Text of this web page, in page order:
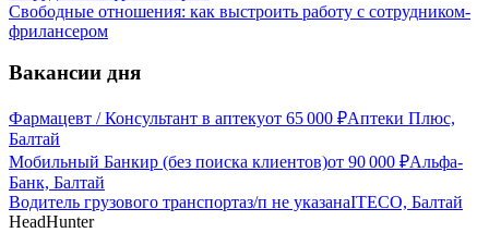
Свободные отношения: как выстроить работу с сотрудником-
фрилансером
Вакансии дня
Фармацевт / Консультант в аптекуот 65 000 ₽Аптеки Плюс,
Балтай
Мобильный Банкир (без поиска клиентов)от 90 000 ₽Альфа-
Банк, Балтай
Водитель грузового транспортаз/п не указанаITECO, Балтай
HeadHunter